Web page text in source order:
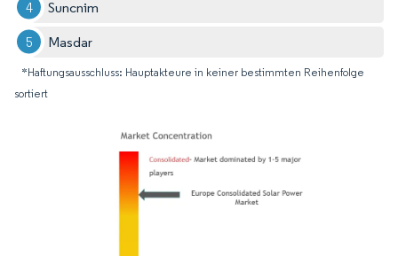
Suncnim
Masdar
*Haftungsausschluss: Hauptakteure in keiner bestimmten Reihenfolge
sortiert